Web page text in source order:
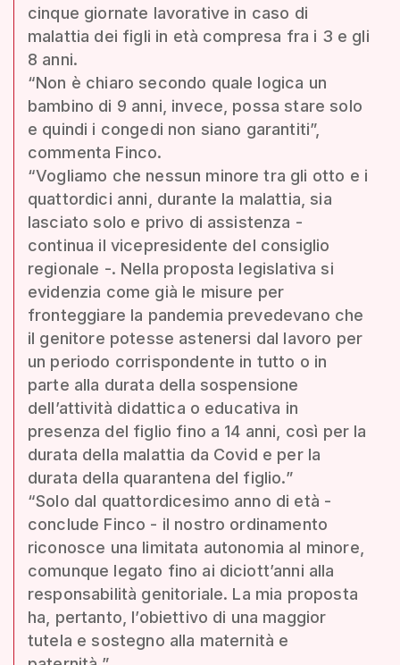
cinque giornate lavorative in caso di
malattia dei figli in età compresa fra i 3 e gli
8 anni.
“Non è chiaro secondo quale logica un
bambino di 9 anni, invece, possa stare solo
e quindi i congedi non siano garantiti”,
commenta Finco.
“Vogliamo che nessun minore tra gli otto e i
quattordici anni, durante la malattia, sia
lasciato solo e privo di assistenza -
continua il vicepresidente del consiglio
regionale -. Nella proposta legislativa si
evidenzia come già le misure per
fronteggiare la pandemia prevedevano che
il genitore potesse astenersi dal lavoro per
un periodo corrispondente in tutto o in
parte alla durata della sospensione
dell’attività didattica o educativa in
presenza del figlio fino a 14 anni, così per la
durata della malattia da Covid e per la
durata della quarantena del figlio.”
“Solo dal quattordicesimo anno di età -
conclude Finco - il nostro ordinamento
riconosce una limitata autonomia al minore,
comunque legato fino ai diciott’anni alla
responsabilità genitoriale. La mia proposta
ha, pertanto, l’obiettivo di una maggior
tutela e sostegno alla maternità e